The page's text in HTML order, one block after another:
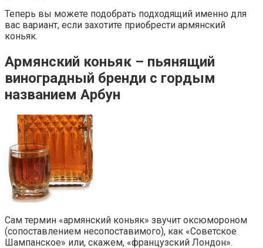
Теперь вы можете подобрать подходящий именно для
вас вариант, если захотите приобрести армянский
коньяк.
Армянский коньяк – пьянящий
виноградный бренди с гордым
названием Арбун
Сам термин «армянский коньяк» звучит оксюмороном
(сопоставлением несопоставимого), как «Советское
Шампанское» или, скажем, «французский Лондон».